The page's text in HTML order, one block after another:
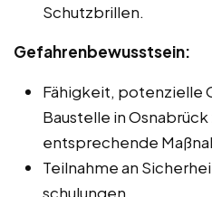
Schutzbrillen.
Gefahrenbewusstsein:
Fähigkeit, potenzielle
Baustelle in
entsprechende
Teilnahme an
schulungen.